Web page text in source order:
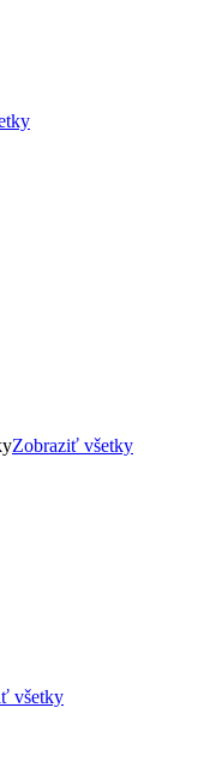
Zobraziť všetky
všetky